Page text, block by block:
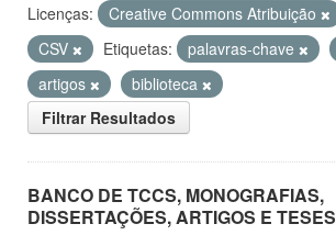
Licenças: Creative Commons Atribuição
CSV
Etiquetas: palavras-chave
artigos
biblioteca
Filtrar Resultados
BANCO DE TCCS, MONOGRAFIAS,
DISSERTAÇÕES, ARTIGOS E TESES